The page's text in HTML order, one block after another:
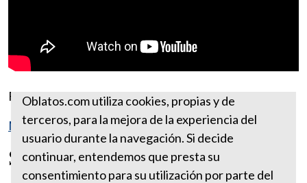
Fuente:https://www.ewtn.com/
Más reflexiones de enero
San Ildefonso
Oblatos.com utiliza cookies, propias y de
terceros, para la mejora de la experiencia del
usuario durante la navegación. Si decide
continuar, entendemos que presta su
consentimiento para su utilización por parte del